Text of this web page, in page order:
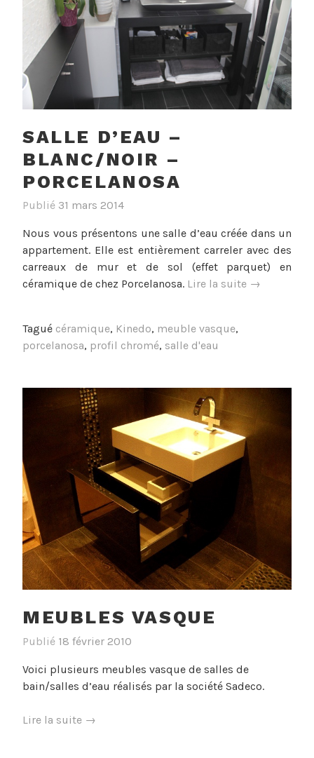
SALLE D’EAU –
BLANC/NOIR –
PORCELANOSA
Publié 31 mars 2014
Nous vous présentons une salle d’eau créée dans un
appartement. Elle est entièrement carreler avec des
carreaux de mur et de sol (effet parquet) en
céramique de chez Porcelanosa. Lire la suite « Salle
→
Tagué céramique, Kinedo, meuble vasque,
porcelanosa, profil chromé, salle d'eau
MEUBLES VASQUE
Publié 18 février 2010
Voici plusieurs meubles vasque de salles de
bain/salles d’eau réalisés par la société Sadeco.
Lire la suite « Meubles
→